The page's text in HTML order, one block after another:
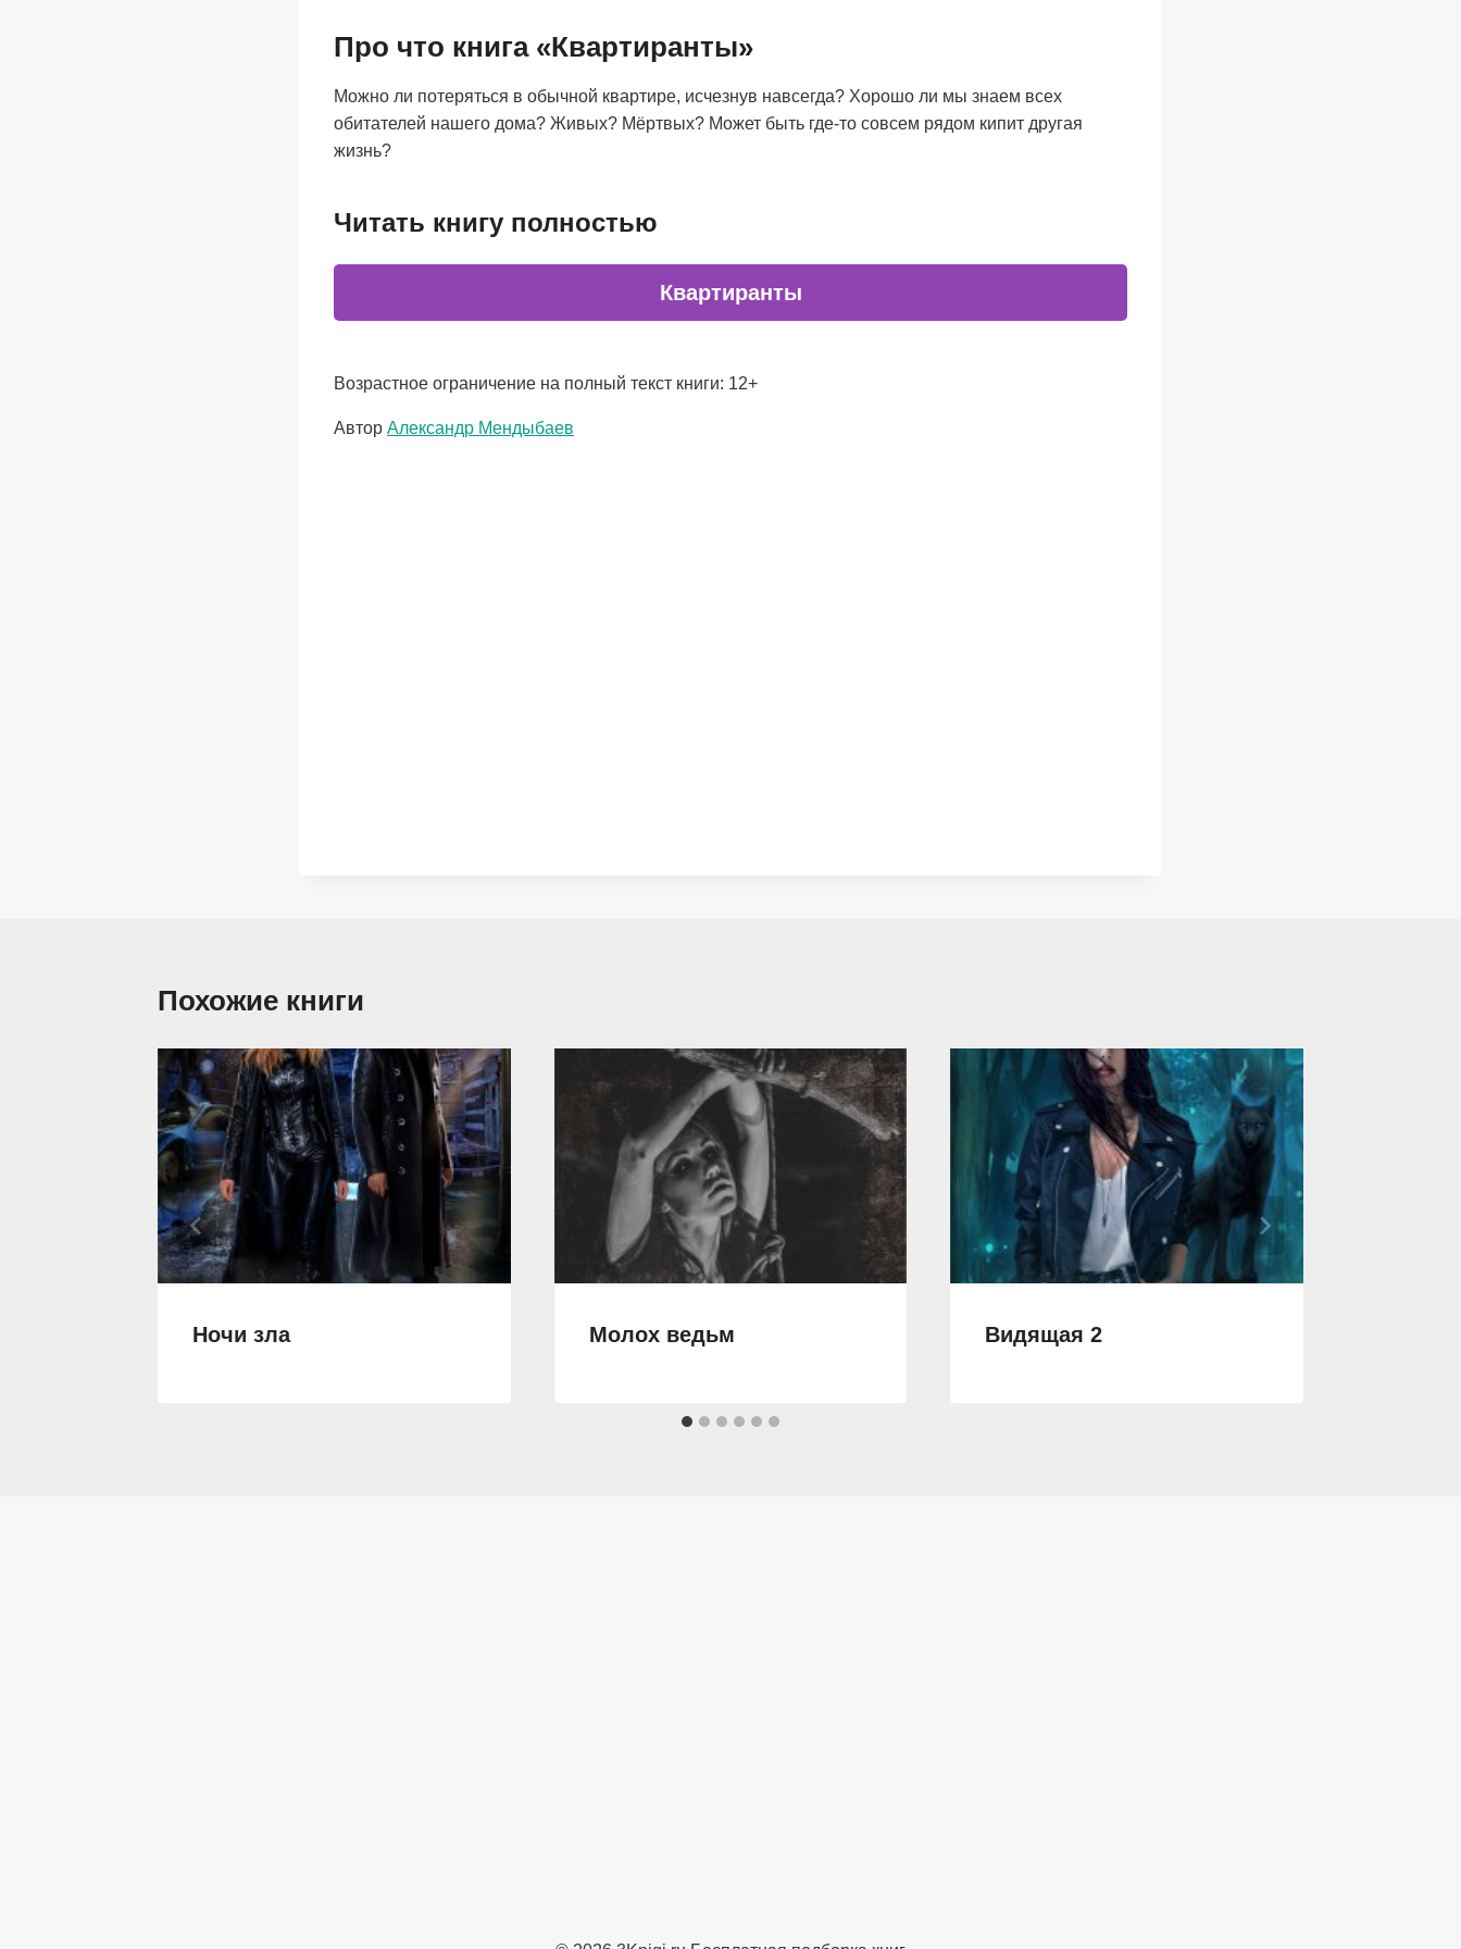
Про что книга «Квартиранты»
Можно ли потеряться в обычной квартире, исчезнув навсегда? Хорошо ли мы знаем всех
обитателей нашего дома? Живых? Мёртвых? Может быть где-то совсем рядом кипит другая
жизнь?
Читать книгу полностью
Квартиранты
Возрастное ограничение на полный текст книги: 12+
Метки
Автор Александр Мендыбаев
Похожие книги
Ночи зла Молох ведьм Видящая 2